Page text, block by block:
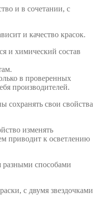
и в сочетании, с
и качество красок.
и химический состав
в проверенных
производителей.
свои свойства
изменять
приводит к осветлению
разными способами
с двумя звездочками